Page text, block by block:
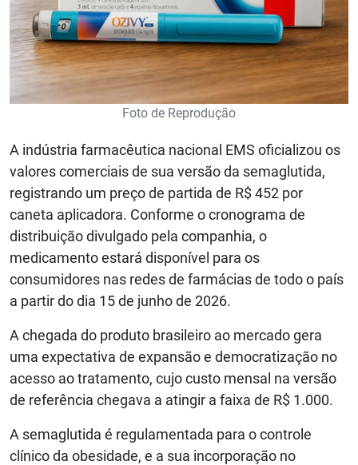
Foto de Reprodução
A indústria farmacêutica nacional EMS oficializou os
valores comerciais de sua versão da semaglutida,
registrando um preço de partida de R$ 452 por
caneta aplicadora. Conforme o cronograma de
distribuição divulgado pela companhia, o
medicamento estará disponível para os
consumidores nas redes de farmácias de todo o país
a partir do dia 15 de junho de 2026.
A chegada do produto brasileiro ao mercado gera
uma expectativa de expansão e democratização no
acesso ao tratamento, cujo custo mensal na versão
de referência chegava a atingir a faixa de R$ 1.000.
A semaglutida é regulamentada para o controle
clínico da obesidade, e a sua incorporação no